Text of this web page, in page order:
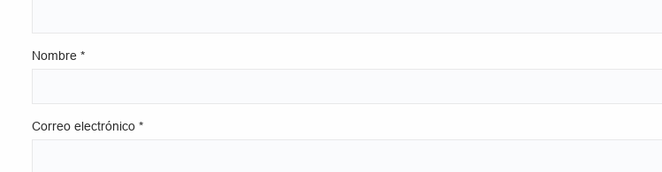
Nombre *
Correo electrónico *